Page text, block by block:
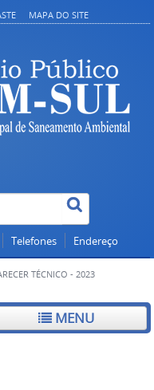
MAPA DO SITE
Telefones Endereço
TÉCNICO - 2023
MENU